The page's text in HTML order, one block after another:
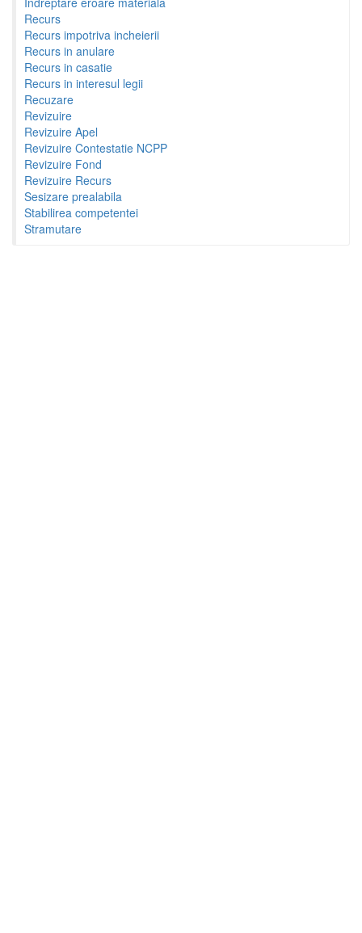
Recurs
Recurs impotriva incheierii
Recurs in anulare
Recurs in casatie
Recurs in interesul legii
Recuzare
Revizuire
Revizuire Apel
Revizuire Contestatie NCPP
Revizuire Fond
Revizuire Recurs
Sesizare prealabila
Stabilirea competentei
Stramutare